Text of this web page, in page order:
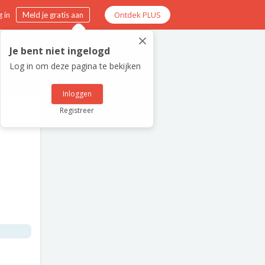
in Meld je gratis aan Ontdek PLUS
×
Je bent niet ingelogd
Log in om deze pagina te bekijken
Inloggen
Registreer